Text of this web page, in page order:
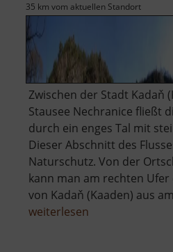
35 km vom aktuellen Standort
Zwischen der Stadt Kadaň
Stausee Nechranice fließt
durch ein enges Tal mit
Dieser Abschnitt des
Naturschutz. Von der
kann man am rechten
von Kadaň (Kaaden) aus
weiterlesen